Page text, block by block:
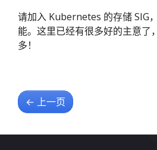
请加入 Kubernetes 的存储 SIG
能。这里已经有很多好的主意了
多！
← 上一页